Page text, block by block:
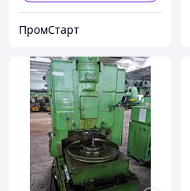
ПромСтарт